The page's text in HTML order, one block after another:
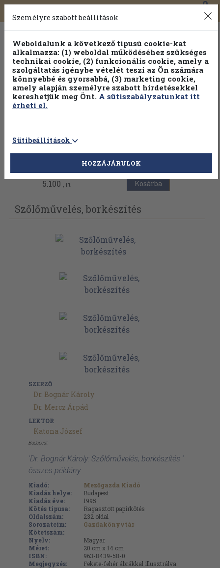
Toggle
navigation
0
Válogasson több mint 1.000.000 kiadványunk közül
100% kedvezménnyel!
Vissza az előző oldalra
5.100 ,-Ft Kosárba
Szőlőművelés, borkészítés
SZERZŐ
Dr. Bognár Károly
Dr. Mercz Árpád
LEKTOR
Katona József
Budapest
'Dr. Bognár Károly: Szőlőművelés, borkészítés '
összes példány
Kiadó:
Mezőgazda Kiadó
Kiadás helye:
Budapest
Kiadás éve:
1995
Kötés típusa:
Ragasztott papírkötés
Oldalszám:
232 oldal
Sorozatcím:
Gazdakönyvtár
Kötetszám:
Nyelv:
Magyar
Méret:
20 cm x 14 cm
ISBN:
963-8439-58-0
Megjegyzés:
Fekete-fehér ábrákkal illusztrálva.
Személyre szabott beállítások
Weboldalunk a következő típusú cookie-kat
alkalmazza: (1) weboldal működéséhez szükséges
technikai cookie, (2) funkcionális cookie, amely a
szolgáltatás igénybe vételét teszi az Ön számára
könnyebbé és gyorsabbá, (3) marketing cookie,
amely alapján személyre szabott hirdetésekkel
kereshetjük meg Önt. A sütiszabályzatunkat itt
érheti el.
Sütibeállítások
HOZZÁJÁRULOK